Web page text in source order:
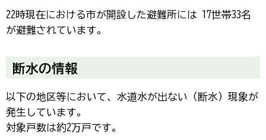
22時現在における市が開設した避難所には 17世帯33名
が避難されています。
断水の情報
以下の地区等において、水道水が出ない（断水）現象が
発生しています。
対象戸数は約2万戸です。